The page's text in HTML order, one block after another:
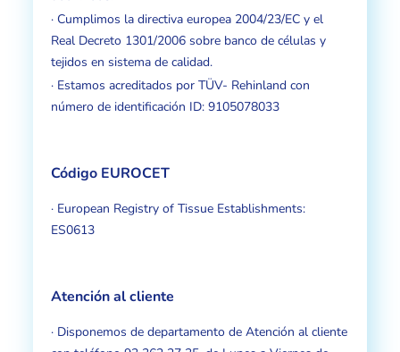
· Cumplimos la directiva europea 2004/23/EC y el
Real Decreto 1301/2006 sobre banco de células y
tejidos en sistema de calidad.
· Estamos acreditados por TÜV- Rehinland con
número de identificación ID: 9105078033
Código EUROCET
· European Registry of Tissue Establishments:
ES0613
Atención al cliente
· Disponemos de departamento de Atención al cliente